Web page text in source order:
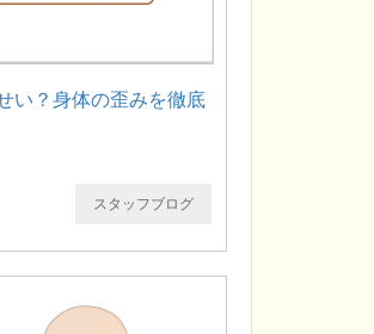
い？身体の歪みを徹底
スタッフブログ